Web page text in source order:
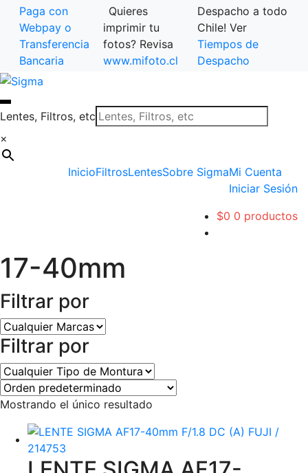
Paga con
Webpay o
Transferencia
Bancaria
Quieres
imprimir tu
fotos? Revisa
www.mifoto.cl
Despacho a todo
Chile! Ver
Tiempos de
Despacho
Ir
la
Saltar
contenido
Lentes, Filtros, etc
×
InicioFiltrosLentesSobre SigmaMi Cuenta
Iniciar Sesión
$0 0 productos
17-40mm
Filtrar por
Filtrar por
Mostrando el único resultado